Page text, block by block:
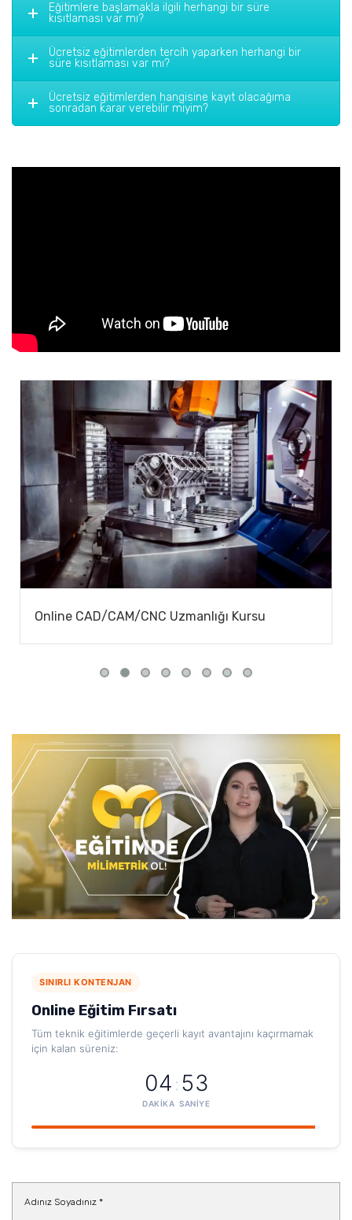
Eğitimlere başlamakla ilgili herhangi bir süre
kısıtlaması var mı?
Ücretsiz eğitimlerden tercih yaparken herhangi bir
süre kısıtlaması var mı?
Ücretsiz eğitimlerden hangisine kayıt olacağıma
sonradan karar verebilir miyim?
Online CAD/CAM/CNC Uzmanlığı Kursu
SINIRLI KONTENJAN
Online Eğitim Fırsatı
Tüm teknik eğitimlerde geçerli kayıt avantajını kaçırmamak
için kalan süreniz:
04
DAKIKA
: 52
SANIYE